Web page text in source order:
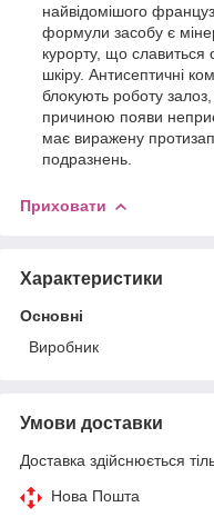
найвідомішого
формули засобу є
курорту, що
шкіру. Антисептичні
блокують роботу
причиною появи
має виражену
подразнень.
Приховати
Характеристики
Основні
Виробник
Умови доставки
Доставка здійснюється
Нова Пошта